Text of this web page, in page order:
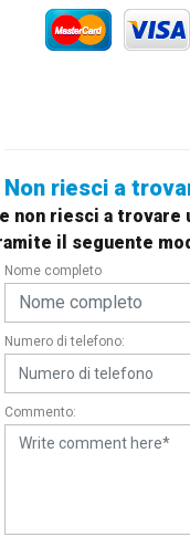
Non riesci a
non riesci a
il seguente
Nome completo
Numero di telefono:
Commento: